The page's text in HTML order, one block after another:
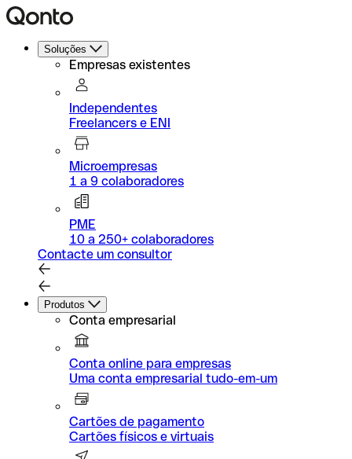
Soluções
Empresas existentes
Independentes
Freelancers e ENI
Microempresas
1 a 9 colaboradores
PME
10 a 250+ colaboradores
Contacte um consultor
Produtos
Conta empresarial
Conta online para empresas
Uma conta empresarial tudo-em-um
Cartões de pagamento
Cartões físicos e virtuais